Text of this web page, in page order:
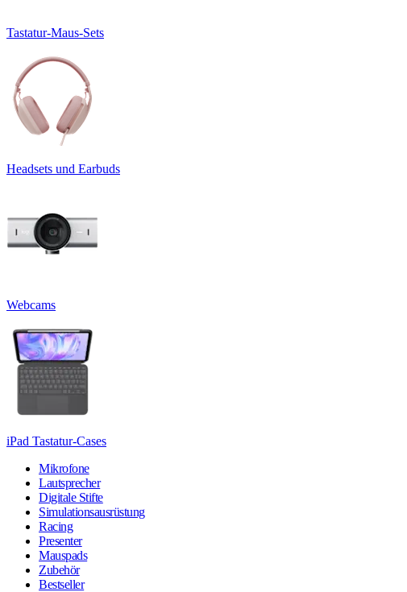
Tastatur-Maus-Sets
Headsets und Earbuds
Webcams
iPad Tastatur-Cases
Mikrofone
Lautsprecher
Digitale Stifte
Simulationsausrüstung
Racing
Presenter
Mauspads
Zubehör
Bestseller